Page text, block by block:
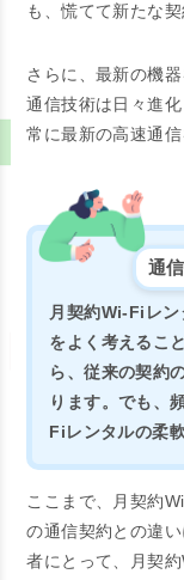
も、慌てて新たな
さらに、最新の機
通信技術は日々進
常に最新の高速通信
通
月契約Wi-Fiレ
をよく考えるこ
ら、従来の契約
ります。でも、
Fiレンタルの柔
ここまで、月契約
の通信契約との違
者にとって、月契